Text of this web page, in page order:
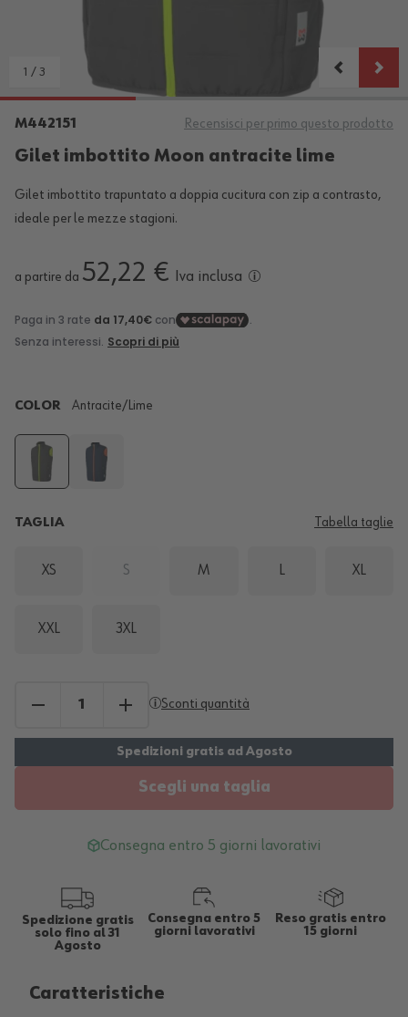
1 / 3
M442151 Recensisci per primo questo prodotto
Gilet imbottito Moon antracite lime
Gilet imbottito trapuntato a doppia cucitura con zip a contrasto,
ideale per le mezze stagioni.
a partire da 52,22 € Iva inclusa
COLOR Antracite/lime
TAGLIA Tabella taglie
XS S M L XL
XXL 3XL
Sconti quantità
Scegli una taglia
Consegna entro 5 giorni lavorativi
Spedizione gratis
solo fino al 31
Agosto
Consegna entro 5
giorni lavorativi
Reso gratis entro
15 giorni
Caratteristiche